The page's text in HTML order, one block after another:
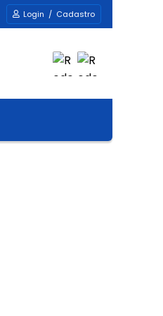
Login / Cadastro